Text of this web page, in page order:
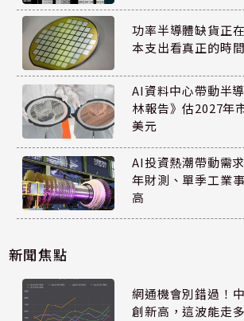
功率半導體缺貨正
本支出看真正的時
AI資料中心帶動半
林報告》估2027年
美元
AI投資熱潮帶動需
年財測、單季工業
高
新聞焦點
網通機會別錯過！
創新高，這波能走